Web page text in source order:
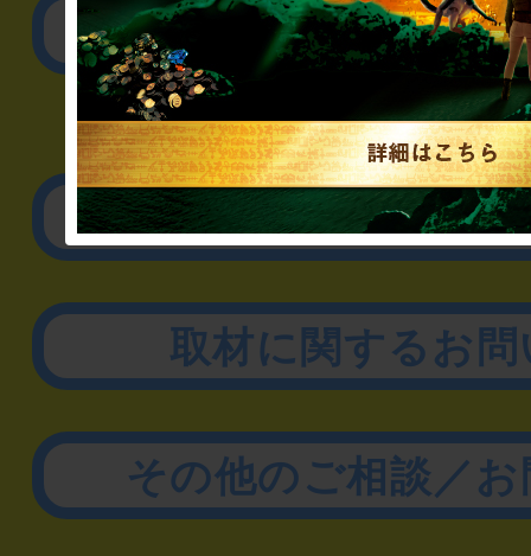
公演内容、チケット
▼企業／法人の方
リアル脱出ゲーム制作
取材に関するお
その他のご相談／